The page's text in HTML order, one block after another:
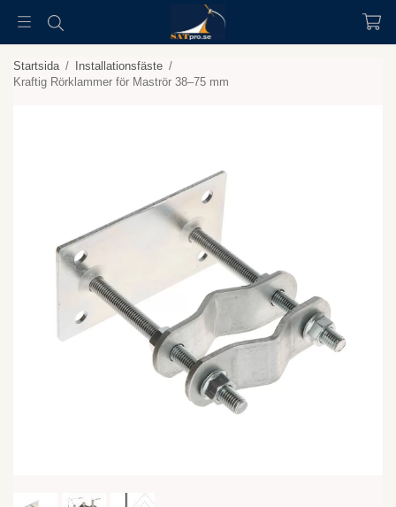
Startsida / Installationsfäste /
Kraftig Rörklammer för Maströr 38–75 mm